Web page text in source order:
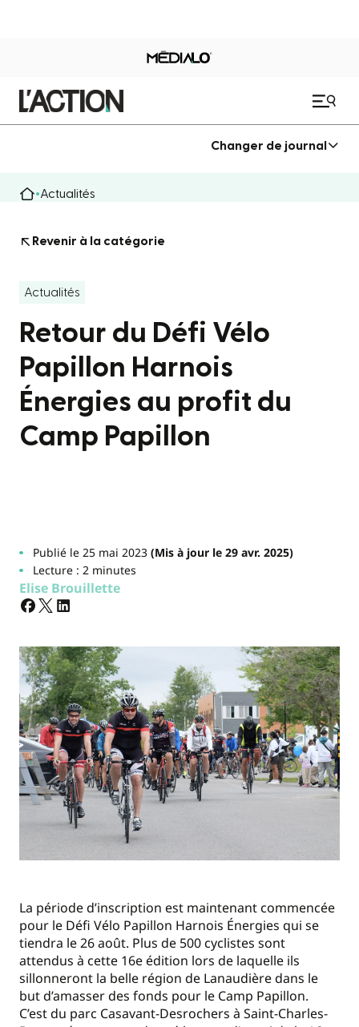
Changer de journal
Actualités
Revenir à la catégorie
Actualités
Retour du Défi Vélo
Papillon Harnois
Énergies au profit du
Camp Papillon
Publié le 25 mai 2023(Mis à jour le 29 avr. 2025)
Lecture : 2 minutes
Elise Brouillette
La période d’inscription est maintenant commencée
pour le Défi Vélo Papillon Harnois Énergies qui se
tiendra le 26 août. Plus de 500 cyclistes sont
attendus à cette 16e édition lors de laquelle ils
sillonneront la belle région de Lanaudière dans le
but d’amasser des fonds pour le Camp Papillon.
C’est du parc Casavant-Desrochers à Saint-Charles-